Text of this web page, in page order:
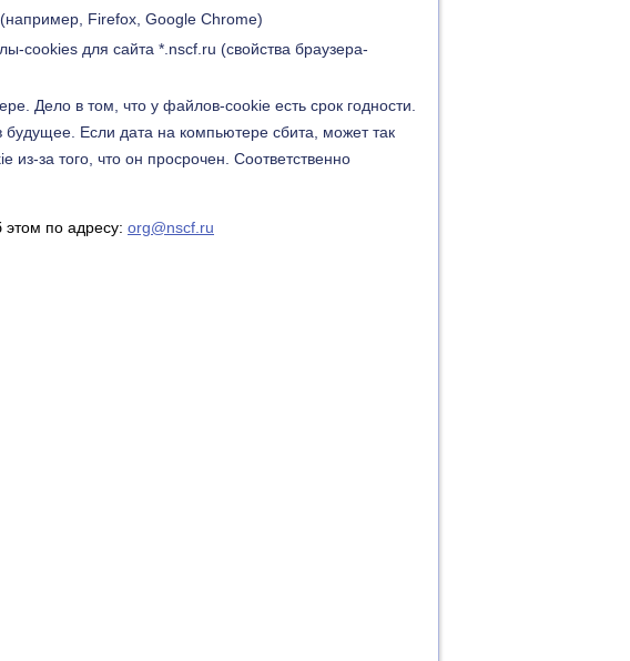
Firefox, Google Chrome)
cookies для сайта *.nscf.ru (свойства браузера-
Дело в том, что у файлов-cookie есть срок годности.
Если дата на компьютере сбита, может так
из-за того, что он просрочен. Соответственно
по адресу: org@nscf.ru